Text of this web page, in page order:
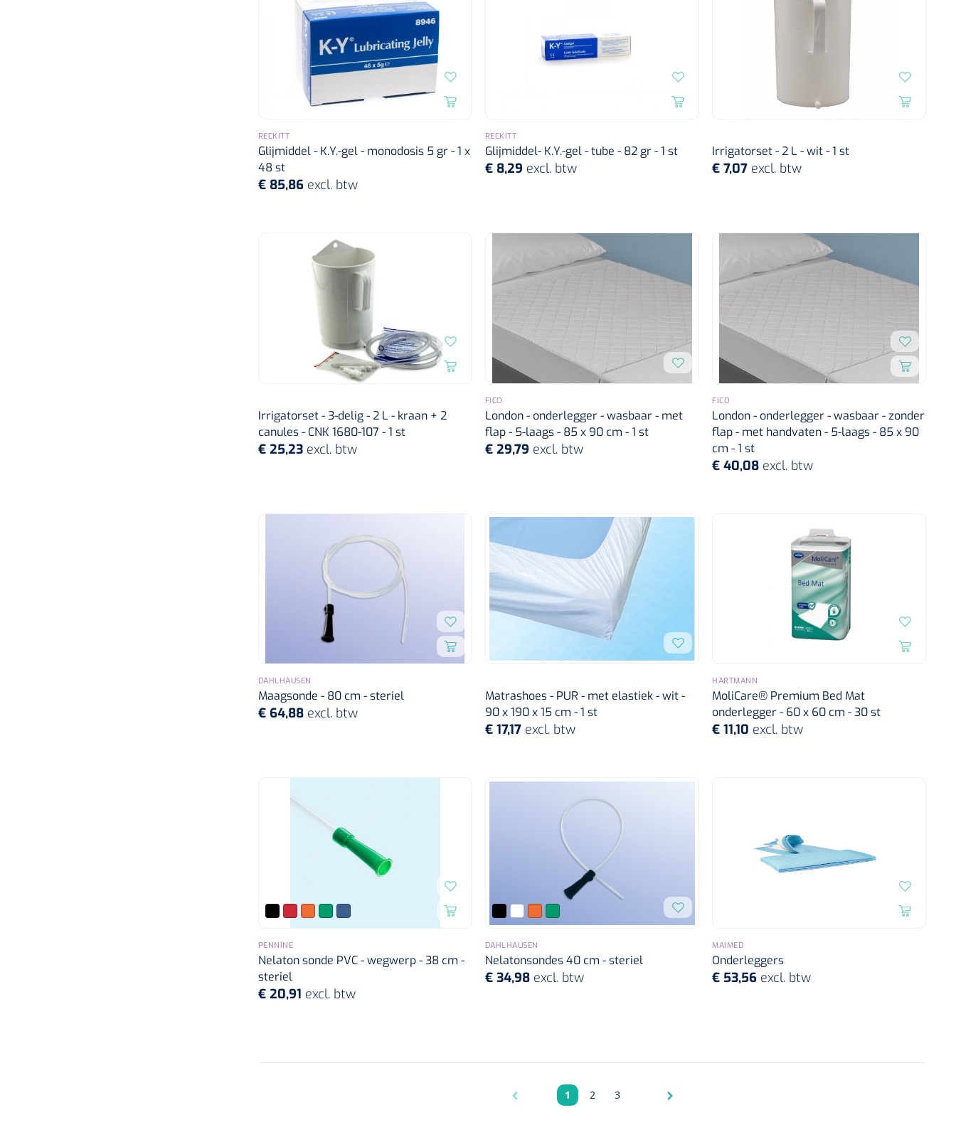
RECKITT
Glijmiddel - K.Y.-gel - monodosis 5 gr - 1 x
48 st
€ 85,86 excl. btw
RECKITT
Glijmiddel- K.Y.-gel - tube - 82 gr - 1 st
€ 8,29 excl. btw
Irrigatorset - 2 L - wit - 1 st
€ 7,07 excl. btw
Irrigatorset - 3-delig - 2 L - kraan + 2
canules - CNK 1680-107 - 1 st
€ 25,23 excl. btw
FICO
London - onderlegger - wasbaar - met
flap - 5-laags - 85 x 90 cm - 1 st
€ 29,79 excl. btw
FICO
London - onderlegger - wasbaar - zonder
flap - met handvaten - 5-laags - 85 x 90
cm - 1 st
€ 40,08 excl. btw
DAHLHAUSEN
Maagsonde - 80 cm - steriel
€ 64,88 excl. btw
Matrashoes - PUR - met elastiek - wit -
90 x 190 x 15 cm - 1 st
€ 17,17 excl. btw
HARTMANN
MoliCare® Premium Bed Mat
onderlegger - 60 x 60 cm - 30 st
€ 11,10 excl. btw
PENNINE
Nelaton sonde PVC - wegwerp - 38 cm -
steriel
€ 20,91 excl. btw
DAHLHAUSEN
Nelatonsondes 40 cm - steriel
€ 34,98 excl. btw
MAIMED
Onderleggers
€ 53,56 excl. btw
Pagina
1 Pagina
2 Pagina
3